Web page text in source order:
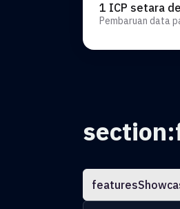
1 ICP setara
Pembaruan data